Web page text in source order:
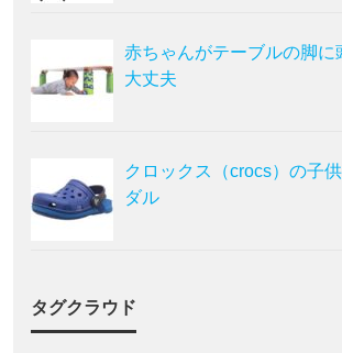
赤ちゃんがテーブルの脚に
大丈夫
クロックス（crocs）の子
ダル
タグクラウド